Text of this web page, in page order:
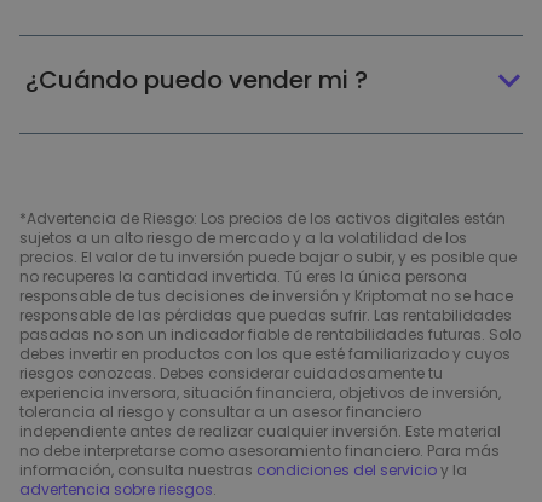
¿Cuándo puedo vender mi ?
*Advertencia de Riesgo: Los precios de los activos digitales están
sujetos a un alto riesgo de mercado y a la volatilidad de los
precios. El valor de tu inversión puede bajar o subir, y es posible que
no recuperes la cantidad invertida. Tú eres la única persona
responsable de tus decisiones de inversión y Kriptomat no se hace
responsable de las pérdidas que puedas sufrir. Las rentabilidades
pasadas no son un indicador fiable de rentabilidades futuras. Solo
debes invertir en productos con los que esté familiarizado y cuyos
riesgos conozcas. Debes considerar cuidadosamente tu
experiencia inversora, situación financiera, objetivos de inversión,
tolerancia al riesgo y consultar a un asesor financiero
independiente antes de realizar cualquier inversión. Este material
no debe interpretarse como asesoramiento financiero. Para más
información, consulta nuestras condiciones del servicioy la
advertencia sobre riesgos.